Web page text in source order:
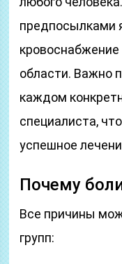
предпосылками
области. Важно
каждом
специалиста,
успешное
Почему
Все причины
групп: